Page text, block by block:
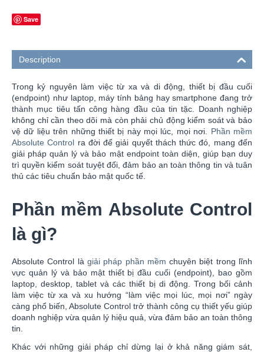
Save
Description
Trong kỷ nguyên làm việc từ xa và di động, thiết bị đầu cuối
(endpoint) như laptop, máy tính bảng hay smartphone đang trở
thành mục tiêu tấn công hàng đầu của tin tặc. Doanh nghiệp
không chỉ cần theo dõi mà còn phải chủ động kiểm soát và bảo
vệ dữ liệu trên những thiết bị này mọi lúc, mọi nơi. Phần mềm
Absolute Control ra đời để giải quyết thách thức đó, mang đến
giải pháp quản lý và bảo mật endpoint toàn diện, giúp bạn duy
trì quyền kiểm soát tuyệt đối, đảm bảo an toàn thông tin và tuân
thủ các tiêu chuẩn bảo mật quốc tế.
Phần mềm Absolute Control
là gì?
Absolute Control là giải pháp phần mềm chuyên biệt trong lĩnh
vực quản lý và bảo mật thiết bị đầu cuối (endpoint), bao gồm
laptop, desktop, tablet và các thiết bị di động. Trong bối cảnh
làm việc từ xa và xu hướng “làm việc mọi lúc, mọi nơi” ngày
càng phổ biến, Absolute Control trở thành công cụ thiết yếu giúp
doanh nghiệp vừa quản lý hiệu quả, vừa đảm bảo an toàn thông
tin.
Khác với những giải pháp chỉ dừng lại ở khả năng giám sát,